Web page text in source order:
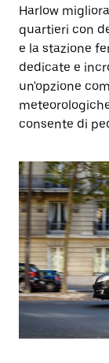
Harlow
quartieri con
e la stazione
dedicate e
un'opzione
consente di